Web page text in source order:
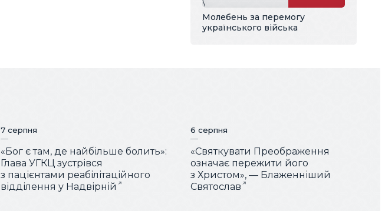
\
Молебень за перемогу
українського війська
7 серпня
«Бог є там, де найбільше болить»:
Глава УГКЦ зустрівся
з пацієнтами реабілітаційного
відділення у Надвірній
6 серпня
«Святкувати Преображення
означає пережити його
з Христом», — Блаженніший
Святослав